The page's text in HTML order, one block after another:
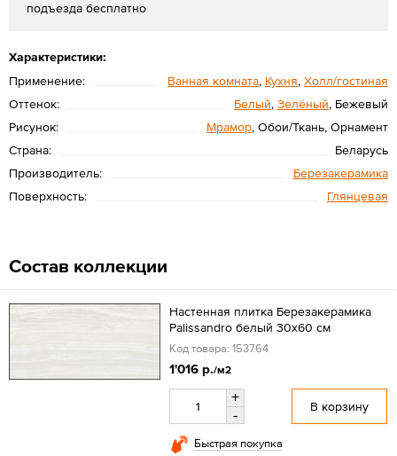
подъезда бесплатно
Характеристики:
Применение:
Ванная комната, Кухня, Холл/гостиная
Оттенок:
Белый, Зелёный, Бежевый
Рисунок:
Мрамор, Обои/Ткань, Орнамент
Страна:
Беларусь
Производитель:
Березакерамика
Поверхность:
Глянцевая
Состав коллекции
Настенная плитка Березакерамика
Palissandro белый 30х60 см
Код товара: 153764
1'016 р./м2
+
-
В корзину
Быстрая покупка